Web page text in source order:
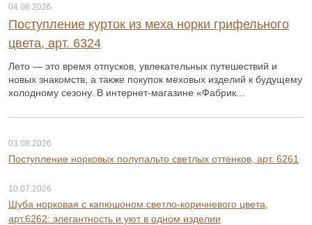
04.08.2026
Поступление курток из меха норки грифельного
цвета, арт. 6324
Лето — это время отпусков, увлекательных путешествий и
новых знакомств, а также покупок меховых изделий к будущему
холодному сезону. В интернет-магазине «Фабрик...
03.08.2026
Поступление норковых полупальто светлых оттенков, арт. 6261
10.07.2026
Шуба норковая с капюшоном светло-коричневого цвета,
арт.6262: элегантность и уют в одном изделии